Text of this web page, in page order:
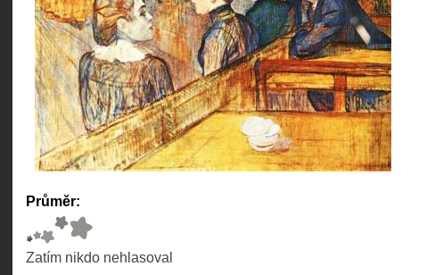
Průměr:
Zatím nikdo nehlasoval